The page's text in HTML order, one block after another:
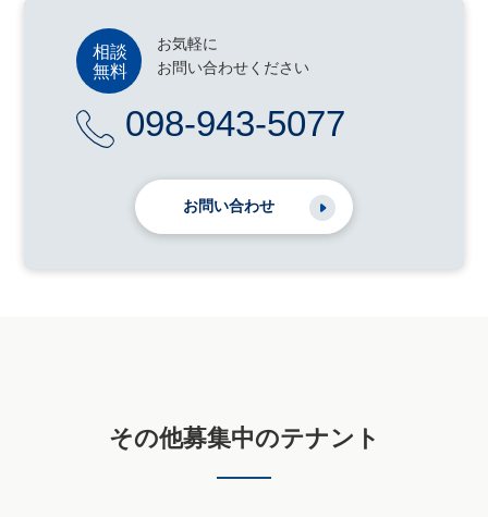
お気軽に
お問い合わせください
098-943-5077
お問い合わせ
その他募集中のテナント